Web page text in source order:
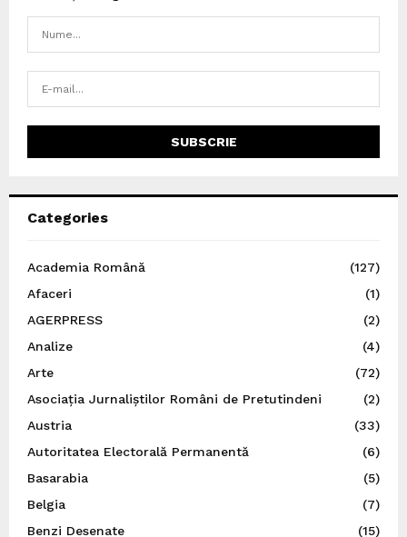
Categories
Academia Română
(127)
Afaceri
(1)
AGERPRESS
(2)
Analize
(4)
Arte
(72)
Asociația Jurnaliștilor Români de Pretutindeni
(2)
Austria
(33)
Autoritatea Electorală Permanentă
(6)
Basarabia
(5)
Belgia
(7)
Benzi Desenate
(15)